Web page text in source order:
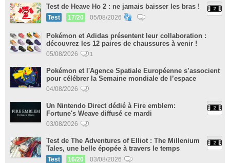
Test de Heave Ho 2 : ne jamais baisser les bras !
Test 17/20 05/08/2026
Pokémon et Adidas présentent leur collaboration :
découvrez les 12 paires de chaussures à venir !
05/08/2026 1
Pokémon et l'Agence Spatiale Européenne s’associent
pour célébrer la Semaine mondiale de l’espace
04/08/2026
Un Nintendo Direct dédié à Fire emblem:
Fortune's Weave diffusé ce mardi
03/08/2026
Test de The Adventures of Elliot : The Millenium
Tales, une belle épopée à travers le temps
Test 16/20 03/08/2026